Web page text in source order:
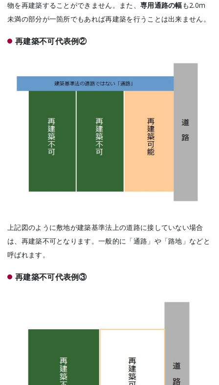
物を再建築することができません。また、 専用通路の幅も2.0m
未満の部分が一箇所でもあれば再建築を行うことは出来ません。
再建築不可代表例②
上記図のように敷地が建築基準法上の道路に接していない場合
は、再建築不可となります。一般的に「通路」や「路地」などと
呼ばれます。
再建築不可代表例③